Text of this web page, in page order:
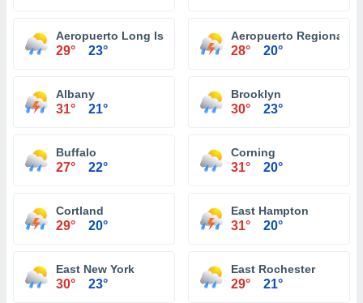
Aeropuerto Long Island Mac Arthur Islip
29° 23°
Aeropuerto Regional
28° 20°
Albany
31° 21°
Brooklyn
30° 23°
Buffalo
27° 22°
Corning
31° 20°
Cortland
29° 20°
East Hampton
31° 20°
East New York
30° 23°
East Rochester
29° 21°